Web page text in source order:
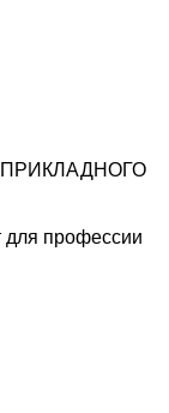
для профессии